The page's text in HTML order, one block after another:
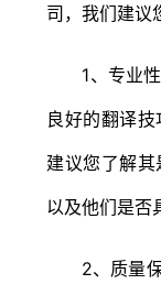
司，我们建议
1、专业性
良好的翻译技
建议您了解其
以及他们是否
2、质量保